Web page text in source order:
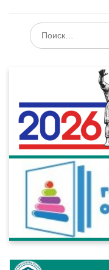
Искать: